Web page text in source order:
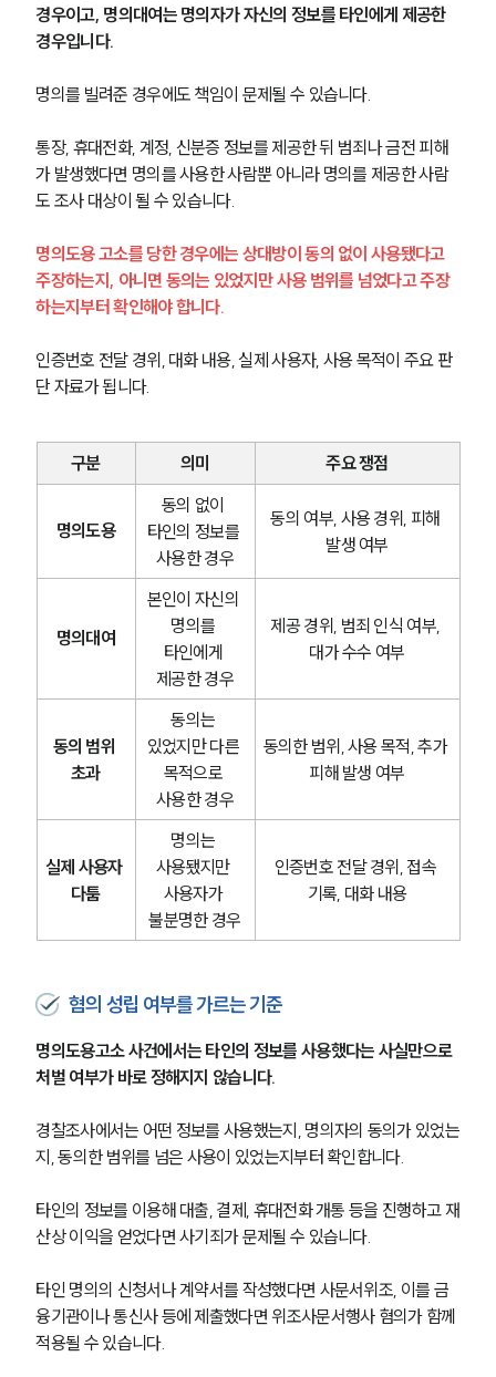
경우이고, 명의대여는 명의자가 자신의 정보를 타인에게 제공한
경우입니다.
명의를 빌려준 경우에도 책임이 문제될 수 있습니다.
통장, 휴대전화, 계정, 신분증 정보를 제공한 뒤 범죄나 금전 피해
가 발생했다면 명의를 사용한 사람뿐 아니라 명의를 제공한 사람
도 조사 대상이 될 수 있습니다.
명의도용 고소를 당한 경우에는 상대방이 동의 없이 사용됐다고
주장하는지, 아니면 동의는 있었지만 사용 범위를 넘었다고 주장
하는지부터 확인해야 합니다.
인증번호 전달 경위, 대화 내용, 실제 사용자, 사용 목적이 주요 판
단 자료가 됩니다.
구분 의미 주요 쟁점
명의도용
동의 없이
타인의 정보를
사용한 경우
동의 여부, 사용 경위, 피해
발생 여부
명의대여
본인이 자신의
명의를
타인에게
제공한 경우
제공 경위, 범죄 인식 여부,
대가 수수 여부
동의 범위
초과
동의는
있었지만 다른
목적으로
사용한 경우
동의한 범위, 사용 목적, 추가
피해 발생 여부
실제 사용자
다툼
명의는
사용됐지만
사용자가
불분명한 경우
인증번호 전달 경위, 접속
기록, 대화 내용
혐의 성립 여부를 가르는 기준
명의도용고소 사건에서는 타인의 정보를 사용했다는 사실만으로
처벌 여부가 바로 정해지지 않습니다.
경찰조사에서는 어떤 정보를 사용했는지, 명의자의 동의가 있었는
지, 동의한 범위를 넘은 사용이 있었는지부터 확인합니다.
타인의 정보를 이용해 대출, 결제, 휴대전화 개통 등을 진행하고 재
산상 이익을 얻었다면 사기죄가 문제될 수 있습니다.
타인 명의의 신청서나 계약서를 작성했다면 사문서위조, 이를 금
융기관이나 통신사 등에 제출했다면 위조사문서행사 혐의가 함께
적용될 수 있습니다.